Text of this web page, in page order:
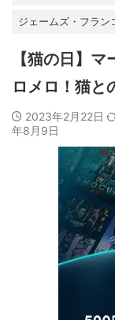
ジェームズ・フラン
【猫の日】
ロメロ！猫と
2023年2月22日
年8月9日